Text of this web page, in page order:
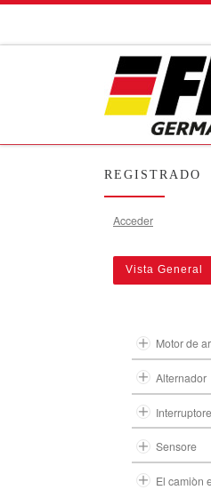
REGISTRADO
Acceder
Vista General
Motor de
Alternador
Sensore
El camiòn